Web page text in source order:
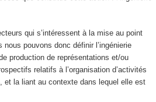
qui s’intéressent à la mise au point
nous pouvons donc définir l ’ingénierie
production de représentations et/ou
relatifs à l’organisation d’activités
et la liant au contexte dans lequel elle est